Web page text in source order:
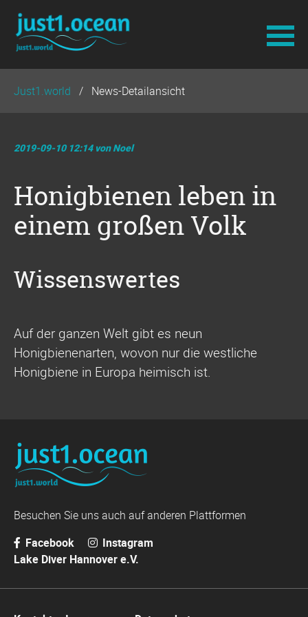
überspringen
Just1.world News-Detailansicht
2019-09-10 12:14von Noel
Honigbienen leben in
einem großen Volk
Wissenswertes
Auf der ganzen Welt gibt es neun
Honigbienenarten, wovon nur die westliche
Honigbiene in Europa heimisch ist.
Besuchen Sie uns auch auf anderen Plattformen
Facebook
Instagram
Lake Diver Hannover e.V.